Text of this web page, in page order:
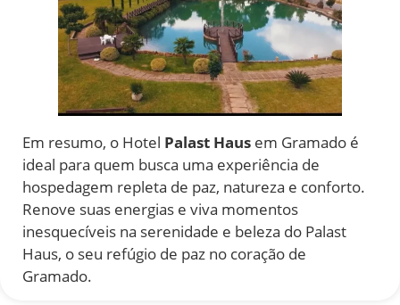
Em resumo, o Hotel Palast Haus em Gramado é
ideal para quem busca uma experiência de
hospedagem repleta de paz, natureza e conforto.
Renove suas energias e viva momentos
inesquecíveis na serenidade e beleza do Palast
Haus, o seu refúgio de paz no coração de
Gramado.